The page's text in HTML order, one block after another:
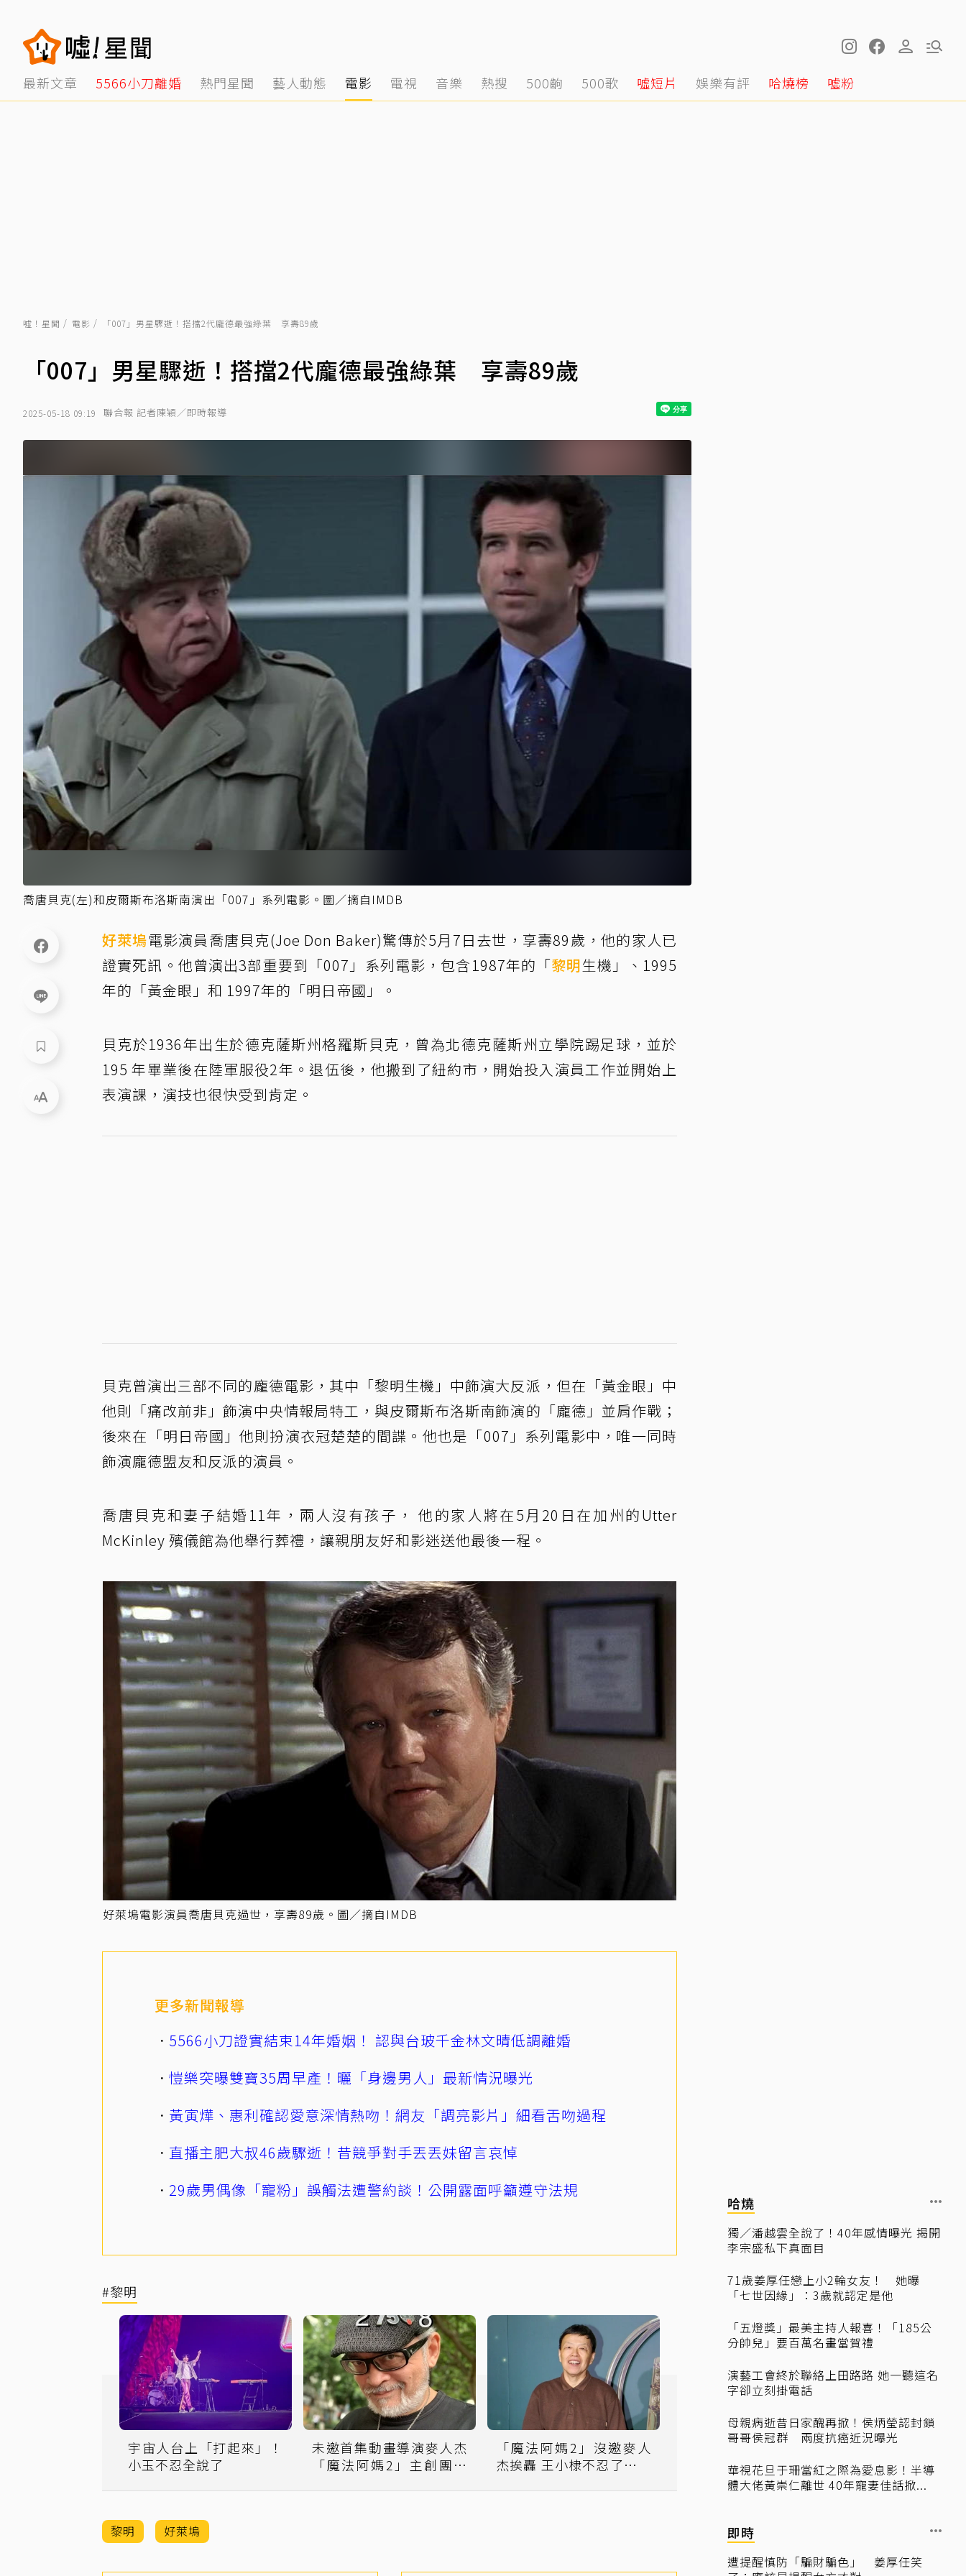
最新文章 5566小刀離婚 熱門星聞 藝人動態 電影 電視 音樂 熱搜 500齣 500歌 噓短片 娛樂有評 哈燒榜 噓粉
噓！星聞 電影 「007」男星驟逝！搭擋2代龐德最強綠葉 享壽89歲
「007」男星驟逝！搭擋2代龐德最強綠葉 享壽89歲
2025-05-18 09:19 聯合報 記者陳穎／即時報導
喬唐貝克(左)和皮爾斯布洛斯南演出「007」系列電影。圖／摘自IMDB
好萊塢電影演員喬唐貝克(Joe Don Baker)驚傳於5月7日去世，享壽89歲，他的家人已
證實死訊。他曾演出3部重要到「007」系列電影，包含1987年的「黎明生機」、1995
年的「黃金眼」和 1997年的「明日帝國」。
貝克於1936年出生於德克薩斯州格羅斯貝克，曾為北德克薩斯州立學院踢足球，並於
195 年畢業後在陸軍服役2年。退伍後，他搬到了紐約市，開始投入演員工作並開始上
表演課，演技也很快受到肯定。
貝克曾演出三部不同的龐德電影，其中「黎明生機」中飾演大反派，但在「黃金眼」中
他則「痛改前非」飾演中央情報局特工，與皮爾斯布洛斯南飾演的「龐德」並肩作戰；
後來在「明日帝國」他則扮演衣冠楚楚的間諜。他也是「007」系列電影中，唯一同時
飾演龐德盟友和反派的演員。
喬唐貝克和妻子結婚11年，兩人沒有孩子， 他的家人將在5月20日在加州的Utter
McKinley 殯儀館為他舉行葬禮，讓親朋友好和影迷送他最後一程。
好萊塢電影演員喬唐貝克過世，享壽89歲。圖／摘自IMDB
更多新聞報導
5566小刀證實結束14年婚姻！ 認與台玻千金林文晴低調離婚
愷樂突曝雙寶35周早產！曬「身邊男人」最新情況曝光
黃寅燁、惠利確認愛意深情熱吻！網友「調亮影片」細看舌吻過程
直播主肥大叔46歲驟逝！昔競爭對手丟丟妹留言哀悼
29歲男偶像「寵粉」誤觸法遭警約談！公開露面呼籲遵守法規
#黎明
宇宙人台上「打起來」！
小玉不忍全說了
未邀首集動畫導演麥人杰
「魔法阿媽2」主創團隊
「魔法阿媽2」沒邀麥人
杰挨轟 王小棣不忍了開嗆
黎明 好萊塢
哈燒
獨／潘越雲全說了！40年感情曝光 揭開
李宗盛私下真面目
71歲姜厚任戀上小2輪女友！ 她曝
「七世因緣」：3歲就認定是他
「五燈獎」最美主持人報喜！「185公
分帥兒」要百萬名畫當賀禮
演藝工會終於聯絡上田路路 她一聽這名
字卻立刻掛電話
母親病逝昔日家醜再掀！侯炳瑩認封鎖
哥哥侯冠群 兩度抗癌近況曝光
華視花旦于珊當紅之際為愛息影！半導
體大佬黃崇仁離世 40年寵妻佳話掀...
即時
遭提醒慎防「騙財騙色」 姜厚任笑